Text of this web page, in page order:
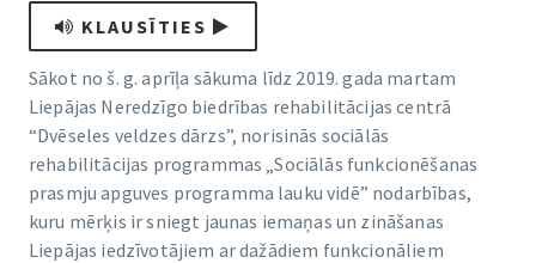
KLAUSĪTIES
Sākot no š. g. aprīļa sākuma līdz 2019. gada martam
Liepājas Neredzīgo biedrības rehabilitācijas centrā
“Dvēseles veldzes dārzs”, norisinās sociālās
rehabilitācijas programmas „Sociālās funkcionēšanas
prasmju apguves programma lauku vidē” nodarbības,
kuru mērķis ir sniegt jaunas iemaņas un zināšanas
Liepājas iedzīvotājiem ar dažādiem funkcionāliem